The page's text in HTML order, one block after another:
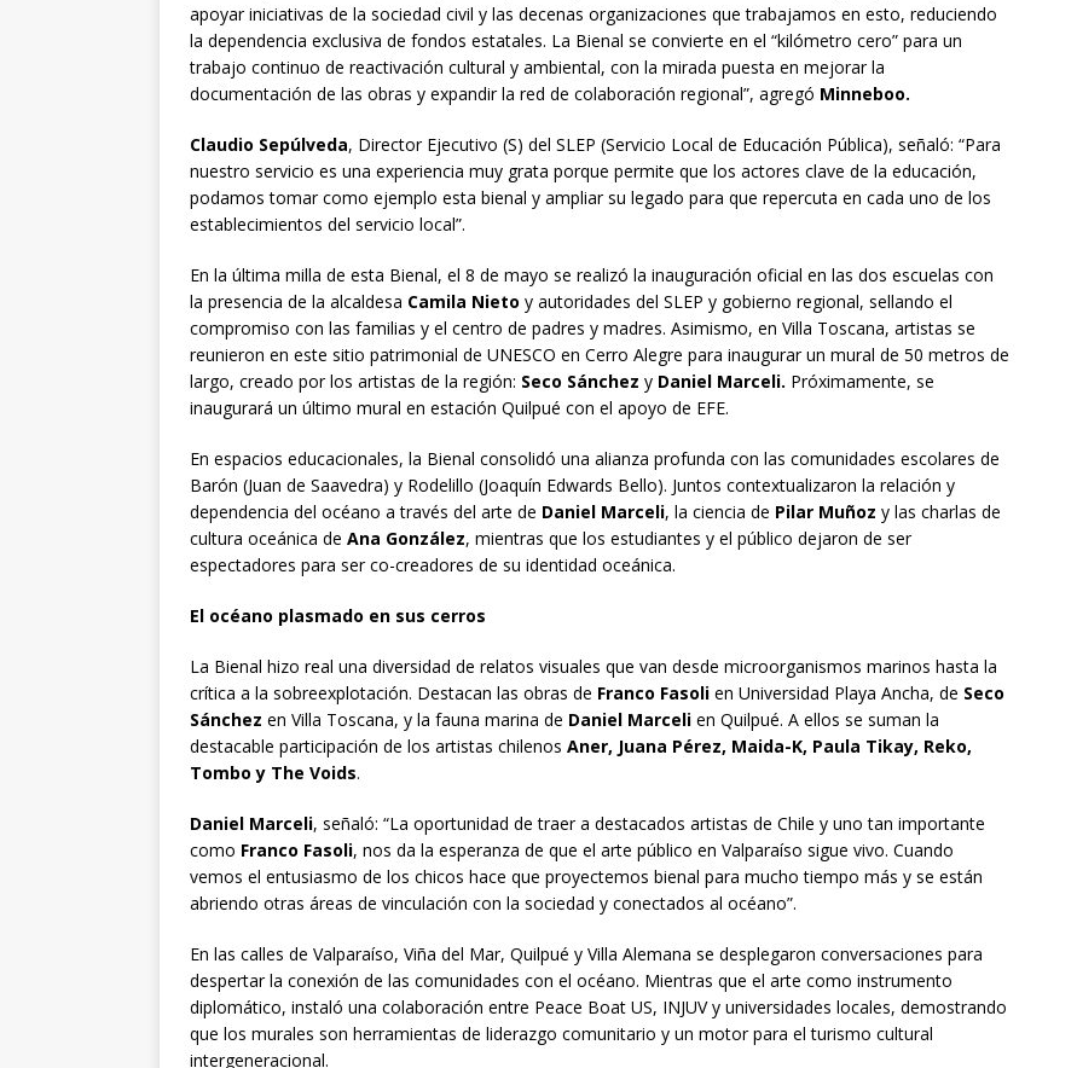
apoyar iniciativas de la sociedad civil y las decenas organizaciones que trabajamos en esto, reduciendo
la dependencia exclusiva de fondos estatales. La Bienal se convierte en el “kilómetro cero” para un
trabajo continuo de reactivación cultural y ambiental, con la mirada puesta en mejorar la
documentación de las obras y expandir la red de colaboración regional”, agregó Minneboo.
Claudio Sepúlveda, Director Ejecutivo (S) del SLEP (Servicio Local de Educación Pública), señaló: “Para
nuestro servicio es una experiencia muy grata porque permite que los actores clave de la educación,
podamos tomar como ejemplo esta bienal y ampliar su legado para que repercuta en cada uno de los
establecimientos del servicio local”.
En la última milla de esta Bienal, el 8 de mayo se realizó la inauguración oficial en las dos escuelas con
la presencia de la alcaldesa Camila Nieto y autoridades del SLEP y gobierno regional, sellando el
compromiso con las familias y el centro de padres y madres. Asimismo, en Villa Toscana, artistas se
reunieron en este sitio patrimonial de UNESCO en Cerro Alegre para inaugurar un mural de 50 metros de
largo, creado por los artistas de la región: Seco Sánchez y Daniel Marceli. Próximamente, se
inaugurará un último mural en estación Quilpué con el apoyo de EFE.
En espacios educacionales, la Bienal consolidó una alianza profunda con las comunidades escolares de
Barón (Juan de Saavedra) y Rodelillo (Joaquín Edwards Bello). Juntos contextualizaron la relación y
dependencia del océano a través del arte de Daniel Marceli, la ciencia de Pilar Muñoz y las charlas de
cultura oceánica de Ana González, mientras que los estudiantes y el público dejaron de ser
espectadores para ser co-creadores de su identidad oceánica.
El océano plasmado en sus cerros
La Bienal hizo real una diversidad de relatos visuales que van desde microorganismos marinos hasta la
crítica a la sobreexplotación. Destacan las obras de Franco Fasoli en Universidad Playa Ancha, de Seco
Sánchez en Villa Toscana, y la fauna marina de Daniel Marceli en Quilpué. A ellos se suman la
destacable participación de los artistas chilenos Aner, Juana Pérez, Maida-K, Paula Tikay, Reko,
Tombo y The Voids.
Daniel Marceli, señaló: “La oportunidad de traer a destacados artistas de Chile y uno tan importante
como Franco Fasoli, nos da la esperanza de que el arte público en Valparaíso sigue vivo. Cuando
vemos el entusiasmo de los chicos hace que proyectemos bienal para mucho tiempo más y se están
abriendo otras áreas de vinculación con la sociedad y conectados al océano”.
En las calles de Valparaíso, Viña del Mar, Quilpué y Villa Alemana se desplegaron conversaciones para
despertar la conexión de las comunidades con el océano. Mientras que el arte como instrumento
diplomático, instaló una colaboración entre Peace Boat US, INJUV y universidades locales, demostrando
que los murales son herramientas de liderazgo comunitario y un motor para el turismo cultural
intergeneracional.